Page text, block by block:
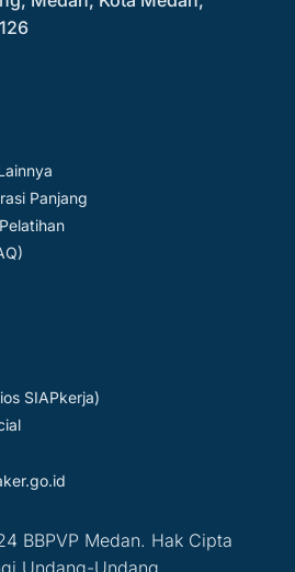
Panjang
SIAPkerja)
BBPVP Medan. Hak Cipta
Undang-Undang.